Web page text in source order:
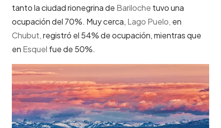
tanto la ciudad rionegrina de Bariloche tuvo una
ocupación del 70%. Muy cerca, Lago Puelo, en
Chubut,registró el 54% de ocupación, mientras que
en Esquel fue de 50%.